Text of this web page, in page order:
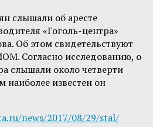
слышали об аресте
«Гоголь-центра»
Об этом свидетельствуют
Согласно исследованию, о
слышали около четверти
наиболее известен он
news/2017/08/29/stal/